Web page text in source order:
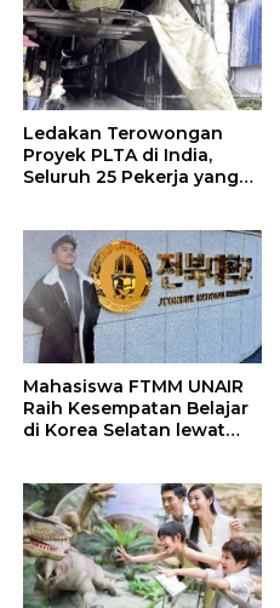
Ledakan Terowongan
Proyek PLTA di India,
Seluruh 25 Pekerja yang
Mahasiswa FTMM UNAIR
Raih Kesempatan Belajar
di Korea Selatan lewat